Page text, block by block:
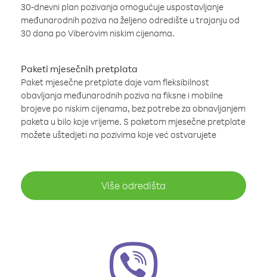
30-dnevni plan pozivanja omogućuje uspostavljanje
međunarodnih poziva na željeno odredište u trajanju od
30 dana po Viberovim niskim cijenama.
Paketi mjesečnih pretplata
Paket mjesečne pretplate daje vam fleksibilnost
obavljanja međunarodnih poziva na fiksne i mobilne
brojeve po niskim cijenama, bez potrebe za obnavljanjem
paketa u bilo koje vrijeme. S paketom mjesečne pretplate
možete uštedjeti na pozivima koje već ostvarujete
Više odredišta